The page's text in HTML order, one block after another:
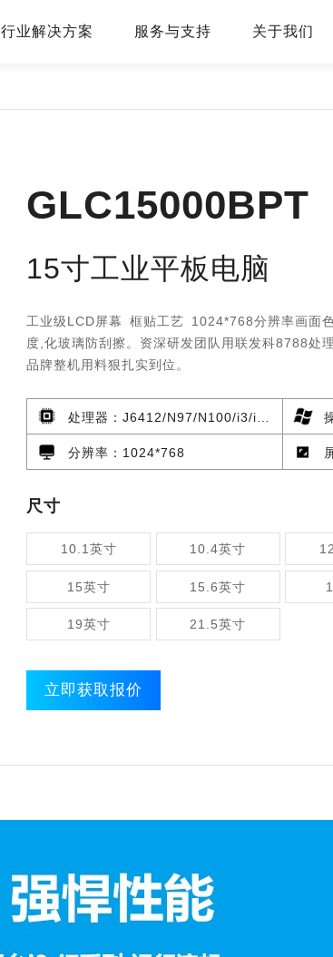
行业解决方案 服务与支持 关于我们
GLC15000BPT
15寸工业平板电脑
工业级LCD屏幕 框贴工艺 1024*768分辨率画面
度,化玻璃防刮擦。资深研发团队用联发科8788处
品牌整机用料狠扎实到位。
处理器：J6412/N97/N100/i3/i5/i7/国产化
分辨率：1024*768
尺寸
10.1英寸 10.4英寸
15英寸 15.6英寸
19英寸 21.5英寸
立即获取报价